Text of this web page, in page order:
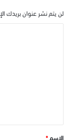
لن يتم نشر عنوان بريدك
*الاسم*